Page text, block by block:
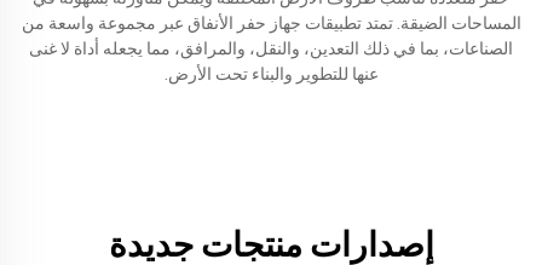
المساحات الضيقة. تمتد تطبيقات جهاز حفر الأنفاق عبر مجموعة واسعة من
الصناعات، بما في ذلك التعدين، والنقل، والمرافق، مما يجعله أداة لا غنى
عنها للتطوير والبناء تحت الأرض.
إصدارات منتجات جديدة